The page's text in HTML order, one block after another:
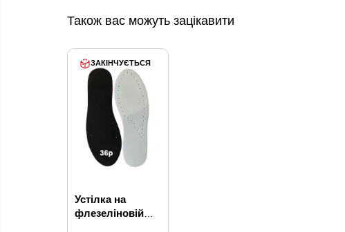
Також вас можуть зацікавити
ЗАКІНЧУЄТЬСЯ
Устілка на
флезеліновій